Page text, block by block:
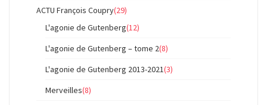
ACTU François Coupry(29)
L'agonie de Gutenberg(12)
L'agonie de Gutenberg – tome 2(8)
L'agonie de Gutenberg 2013-2021(3)
Merveilles(8)